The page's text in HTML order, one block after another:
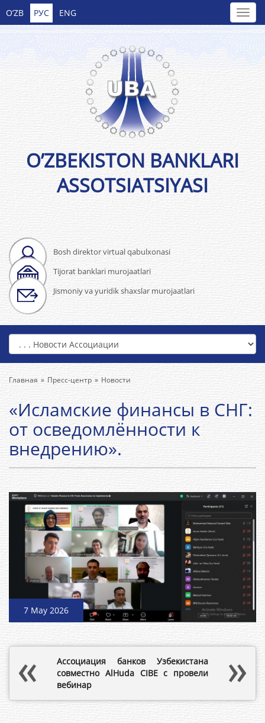
O’ZB РУС ENG
Bosh direktor virtual qabulxonasi
Tijorat banklari murojaatlari
Jismoniy va yuridik shaxslar murojaatlari
O’ZBEKISTON BANKLARI
ASSOTSIATSIYASI
Главная Пресс-центр Новости
«Исламские финансы в СНГ:
от осведомлённости к
внедрению».
7 May 2026
Ассоциация банков Узбекистана
совместно AlHuda CIBE с провели
вебинар